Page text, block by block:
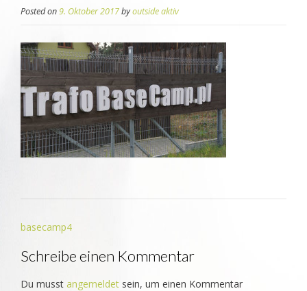
Posted on9. Oktober 2017byoutside aktiv
Beitrags-
Navigation
basecamp4
Schreibe einen Kommentar
Du musst angemeldet sein, um einen Kommentar